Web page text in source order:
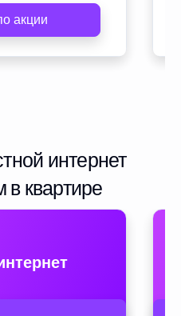
акции
интернет
в квартире